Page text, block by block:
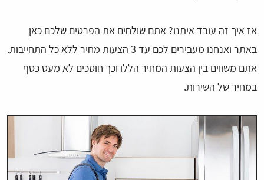
אז איך זה עובד איתנו? אתם שולחים את הפרטים שלכם כאן
באתר ואנחנו מעבירים לכם עד 3 הצעות מחיר ללא כל התחייבות.
אתם משווים בין הצעות המחיר הללו וכך חוסכים לא מעט כסף
במחיר של השירות.